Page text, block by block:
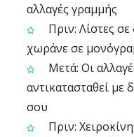
αλλαγές γραμμής
Πριν: Λίστες
χωράνε σε
Μετά: Οι
αντικατασταθεί με
σου
Πριν: